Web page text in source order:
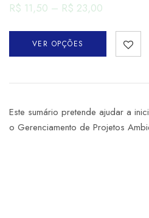
R$ 11,50 – R$ 23,00
VER OPÇÕES
Este sumário pretende ajudar a
o Gerenciamento de Projetos